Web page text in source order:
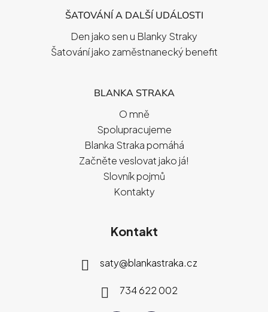
ŠATOVÁNÍ A DALŠÍ UDÁLOSTI
Den jako sen u Blanky Straky
Šatování jako zaměstnanecký benefit
BLANKA STRAKA
O mně
Spolupracujeme
Blanka Straka pomáhá
Začněte veslovat jako já!
Slovník pojmů
Kontakty
Kontakt
saty@blankastraka.cz
734 622 002